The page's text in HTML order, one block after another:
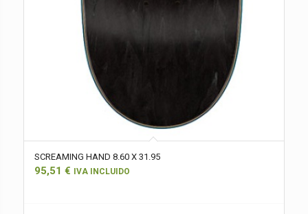
SCREAMING HAND 8.60 X 31.95
95,51 € IVA INCLUIDO